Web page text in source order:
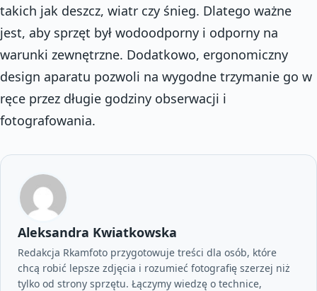
takich jak deszcz, wiatr czy śnieg. Dlatego ważne
jest, aby sprzęt był wodoodporny i odporny na
warunki zewnętrzne. Dodatkowo, ergonomiczny
design aparatu pozwoli na wygodne trzymanie go w
ręce przez długie godziny obserwacji i
fotografowania.
Aleksandra Kwiatkowska
Redakcja Rkamfoto przygotowuje treści dla osób, które
chcą robić lepsze zdjęcia i rozumieć fotografię szerzej niż
tylko od strony sprzętu. Łączymy wiedzę o technice,